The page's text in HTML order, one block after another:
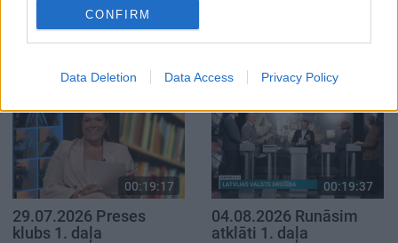
CONFIRM
Data Deletion Data Access Privacy Policy
SKATĪT VISUS (2)
Populārākie video
00:19:17
29.07.2026 Preses
klubs 1. daļa
00:19:37
04.08.2026 Runāsim
atklāti 1. daļa